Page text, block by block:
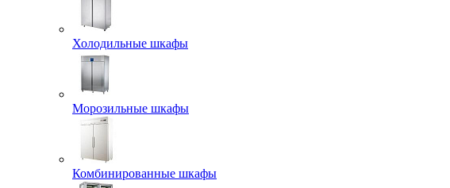
Холодильные шкафы
Морозильные шкафы
Комбинированные шкафы